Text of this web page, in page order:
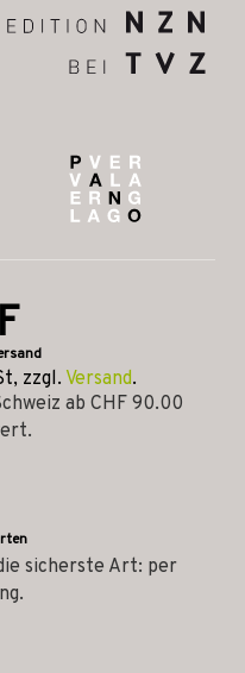
zzgl. Versand.
ab CHF 90.00
sicherste Art: per